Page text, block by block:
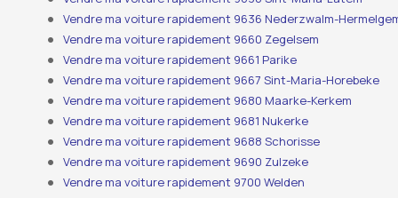
Vendre ma voiture rapidement 9636 Nederzwalm-
Vendre ma voiture rapidement 9660 Zegelsem
Vendre ma voiture rapidement 9661 Parike
Vendre ma voiture rapidement 9667 Sint-Maria-Horebeke
Vendre ma voiture rapidement 9680 Maarke-Kerkem
Vendre ma voiture rapidement 9681 Nukerke
Vendre ma voiture rapidement 9688 Schorisse
Vendre ma voiture rapidement 9690 Zulzeke
Vendre ma voiture rapidement 9700 Welden